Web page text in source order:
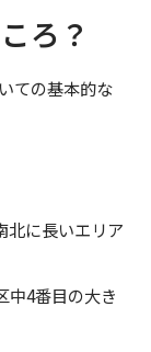
ろ？
ての基本的な
に長いエリア
中4番目の大き